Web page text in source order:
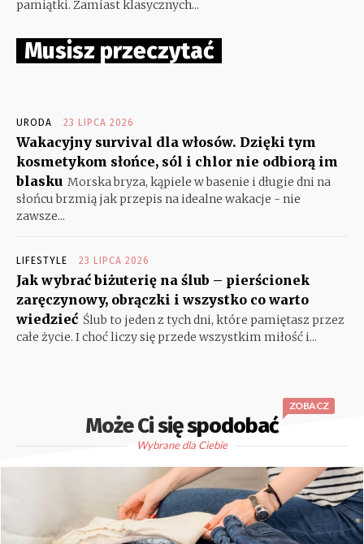
pamiątki. Zamiast klasycznych...
Musisz przeczytać
URODA 23 LIPCA 2026
Wakacyjny survival dla włosów. Dzięki tym
kosmetykom słońce, sól i chlor nie odbiorą im
blasku Morska bryza, kąpiele w basenie i długie dni na
słońcu brzmią jak przepis na idealne wakacje - nie
zawsze...
LIFESTYLE 23 LIPCA 2026
Jak wybrać biżuterię na ślub – pierścionek
zaręczynowy, obrączki i wszystko co warto
wiedzieć Ślub to jeden z tych dni, które pamiętasz przez
całe życie. I choć liczy się przede wszystkim miłość i...
Może Ci się spodobać
ZOBACZ
Wybrane dla Ciebie